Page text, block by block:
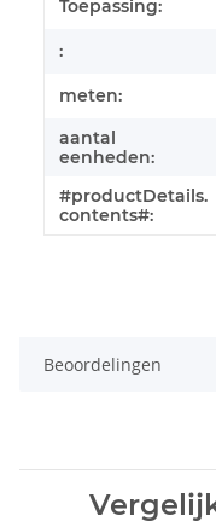
Toepassing:
:
meten:
aantal
eenheden:
#productDetails.
contents#:
Beoordelingen